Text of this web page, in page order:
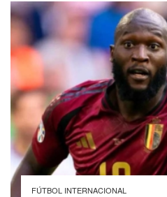
FÚTBOL INTERNACIONAL